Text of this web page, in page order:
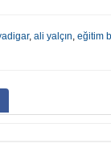
, ali yalçın, eğitim